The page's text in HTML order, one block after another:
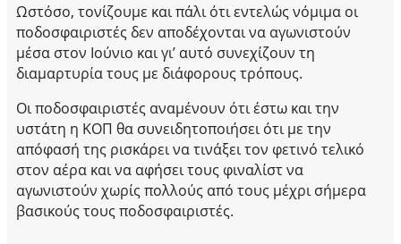
Ωστόσο, τονίζουμε και πάλι ότι εντελώς νόμιμα οι
ποδοσφαιριστές δεν αποδέχονται να αγωνιστούν
μέσα στον Ιούνιο και γι’ αυτό συνεχίζουν τη
διαμαρτυρία τους με διάφορους τρόπους.
Οι ποδοσφαιριστές αναμένουν ότι έστω και την
υστάτη η ΚΟΠ θα συνειδητοποιήσει ότι με την
απόφασή της ρισκάρει να τινάξει τον φετινό τελικό
στον αέρα και να αφήσει τους φιναλίστ να
αγωνιστούν χωρίς πολλούς από τους μέχρι σήμερα
βασικούς τους ποδοσφαιριστές.